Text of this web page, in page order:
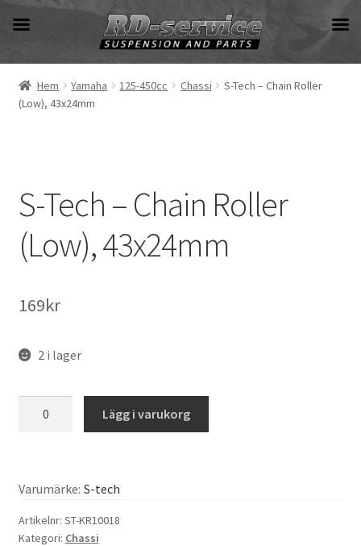
Hoppa
navigering
Hoppa
innehåll
Hem Yamaha 125-450cc Chassi
S-Tech – Chain Roller
(Low), 43x24mm
S-Tech – Chain Roller
(Low), 43x24mm
169kr
2 i lager
Roller
43x24mm
Lägg i varukorg
Varumärke: S-tech
Artikelnr: ST-KR10018
Kategori: Chassi